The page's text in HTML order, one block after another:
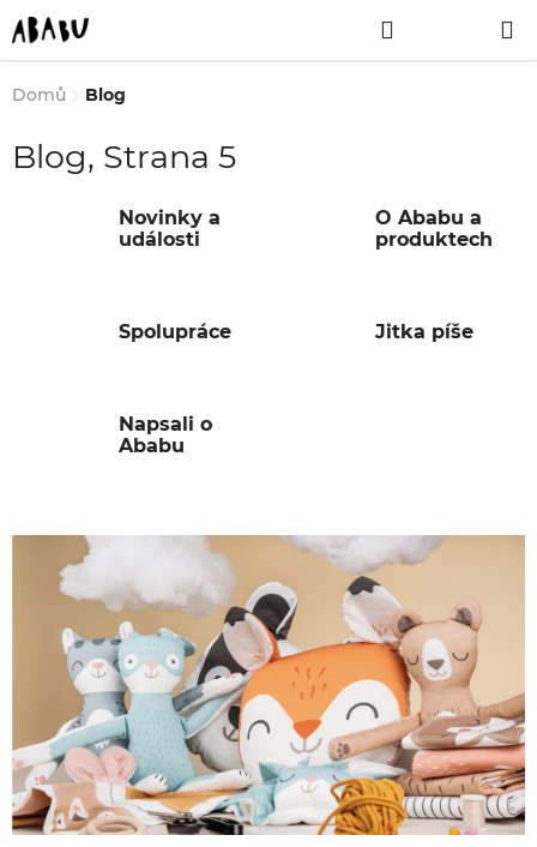
Přejít
na
obsah
NÁKUPNÍ
KOŠÍK
Domů
Blog
Blog, Strana 5
Novinky a
události
O Ababu a
produktech
Spolupráce Jitka píše
Napsali o
Ababu
V
l
á
n